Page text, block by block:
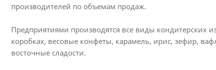
производителей по объемам продаж.
Предприятиями производятся все виды кондитерских
коробках, весовые конфеты, карамель, ирис, зефир,
восточные сладости.